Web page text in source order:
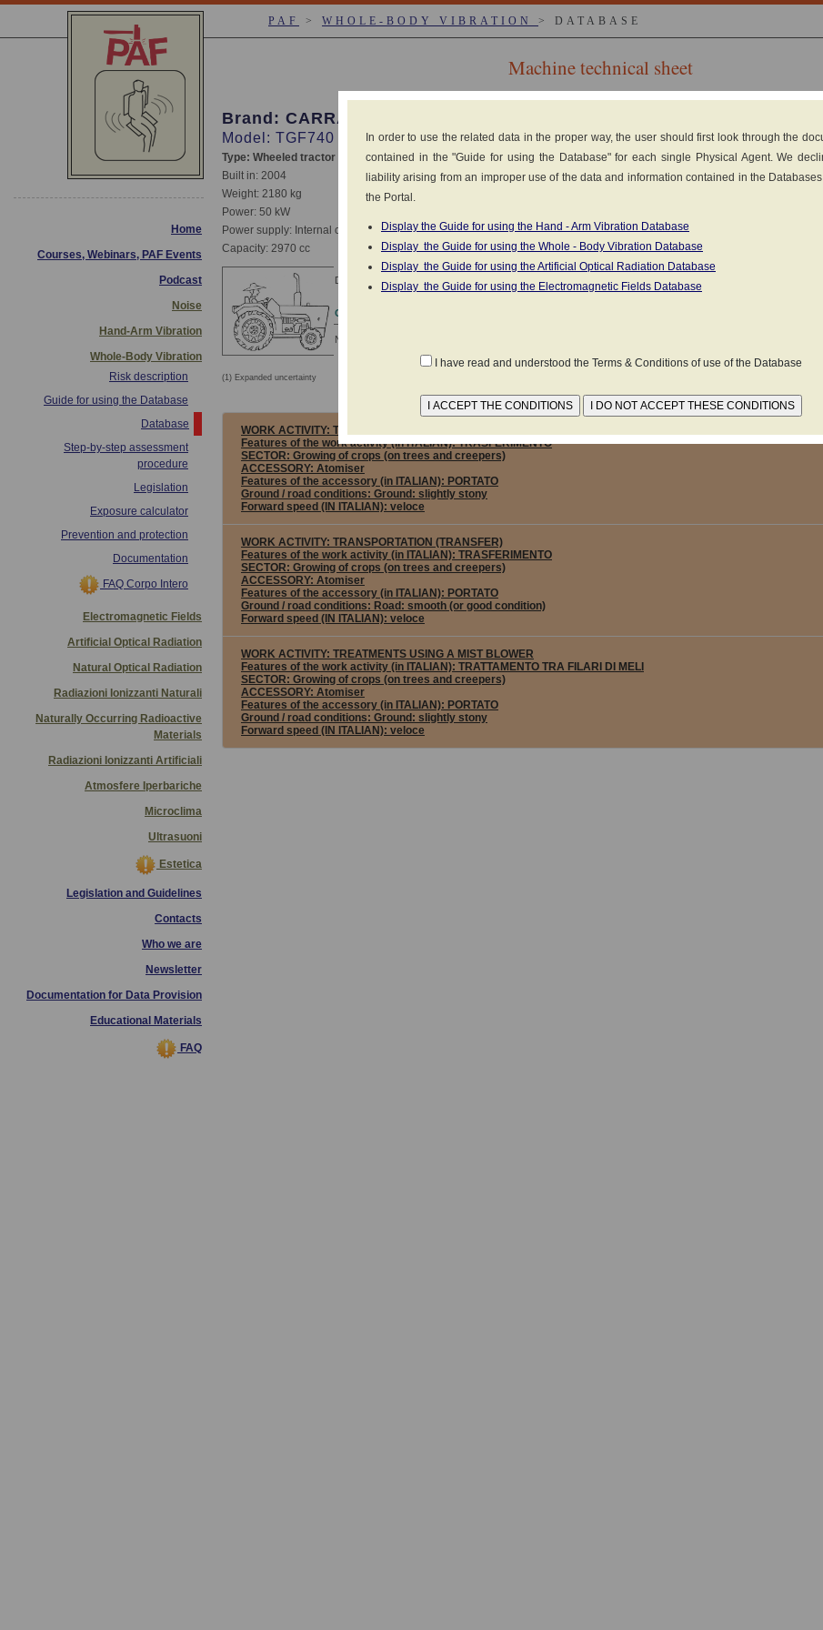
PAF > WHOLE-BODY VIBRATION > DATABASE
Home
Courses, Webinars, PAF Events
Podcast
Noise
Hand-Arm Vibration
Whole-Body Vibration
Risk description
Guide for using the Database
Database
Step-by-step assessment
procedure
Legislation
Exposure calculator
Prevention and protection
Documentation
FAQ Corpo Intero
Electromagnetic Fields
Artificial Optical Radiation
Natural Optical Radiation
Radiazioni Ionizzanti Naturali
Naturally Occurring Radioactive
Materials
Radiazioni Ionizzanti Artificiali
Atmosfere Iperbariche
Microclima
Ultrasuoni
Estetica
Legislation and Guidelines
Contacts
Who we are
Newsletter
Documentation for Data Provision
Educational Materials
FAQ
Machine technical sheet
Brand: CARRARO
Model: TGF740
Type: Wheeled tractor
Built in: 2004
Weight: 2180 kg
Power: 50 kW
Power supply: Internal combustion diesel engine
Capacity: 2970 cc
Declared values as set forth in the standard NON DISPONIBILE
CONDITIONS
No declared data
(1) Expanded uncertainty
Measurements in the field (Click to view the measurements in
WORK ACTIVITY: TRANSPORTATION (TRANSFER)
Features of the work activity (in ITALIAN): TRASFERIMENTO
SECTOR: Growing of crops (on trees and creepers)
ACCESSORY: Atomiser
Features of the accessory (in ITALIAN): PORTATO
Ground / road conditions: Ground: slightly stony
Forward speed (IN ITALIAN): veloce
WORK ACTIVITY: TRANSPORTATION (TRANSFER)
Features of the work activity (in ITALIAN): TRASFERIMENTO
SECTOR: Growing of crops (on trees and creepers)
ACCESSORY: Atomiser
Features of the accessory (in ITALIAN): PORTATO
Ground / road conditions: Road: smooth (or good condition)
Forward speed (IN ITALIAN): veloce
WORK ACTIVITY: TREATMENTS USING A MIST BLOWER
Features of the work activity (in ITALIAN): TRATTAMENTO TRA FILARI DI MELI
SECTOR: Growing of crops (on trees and creepers)
ACCESSORY: Atomiser
Features of the accessory (in ITALIAN): PORTATO
Ground / road conditions: Ground: slightly stony
Forward speed (IN ITALIAN): veloce
In order to use the related data in the proper way, the user should first look through the
contained in the "Guide for using the Database" for each single Physical Agent. We
liability arising from an improper use of the data and information contained in the
the Portal.
Display the Guide for using the Hand - Arm Vibration Database
Display the Guide for using the Whole - Body Vibration Database
Display the Guide for using the Artificial Optical Radiation Database
Display the Guide for using the Electromagnetic Fields Database
I have read and understood the Terms & Conditions of use of the Database